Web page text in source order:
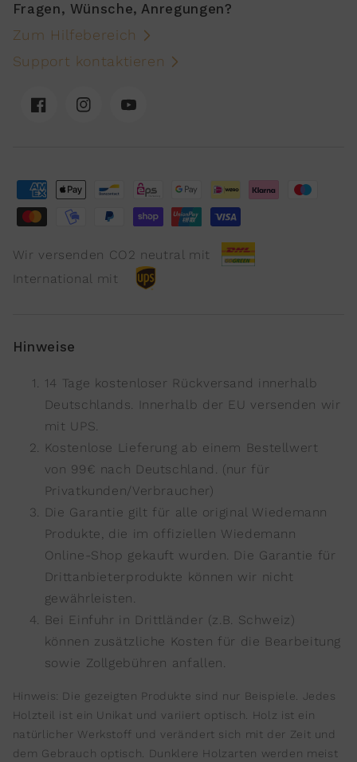
Fragen, Wünsche, Anregungen?
Zum Hilfebereich
Support kontaktieren
FacebookInstagramYouTube
Wir versenden CO2 neutral mit
International mit
Hinweise
14 Tage kostenloser Rückversand innerhalb
Deutschlands. Innerhalb der EU versenden wir
mit UPS.
Kostenlose Lieferung ab einem Bestellwert
von 99€ nach Deutschland. (nur für
Privatkunden/Verbraucher)
Die Garantie gilt für alle original Wiedemann
Produkte, die im offiziellen Wiedemann
Online-Shop gekauft wurden. Die Garantie für
Drittanbieterprodukte können wir nicht
gewährleisten.
Bei Einfuhr in Drittländer (z.B. Schweiz)
können zusätzliche Kosten für die Bearbeitung
sowie Zollgebühren anfallen.
Hinweis: Die gezeigten Produkte sind nur Beispiele. Jedes
Holzteil ist ein Unikat und variiert optisch. Holz ist ein
natürlicher Werkstoff und verändert sich mit der Zeit und
dem Gebrauch optisch. Dunklere Holzarten werden meist